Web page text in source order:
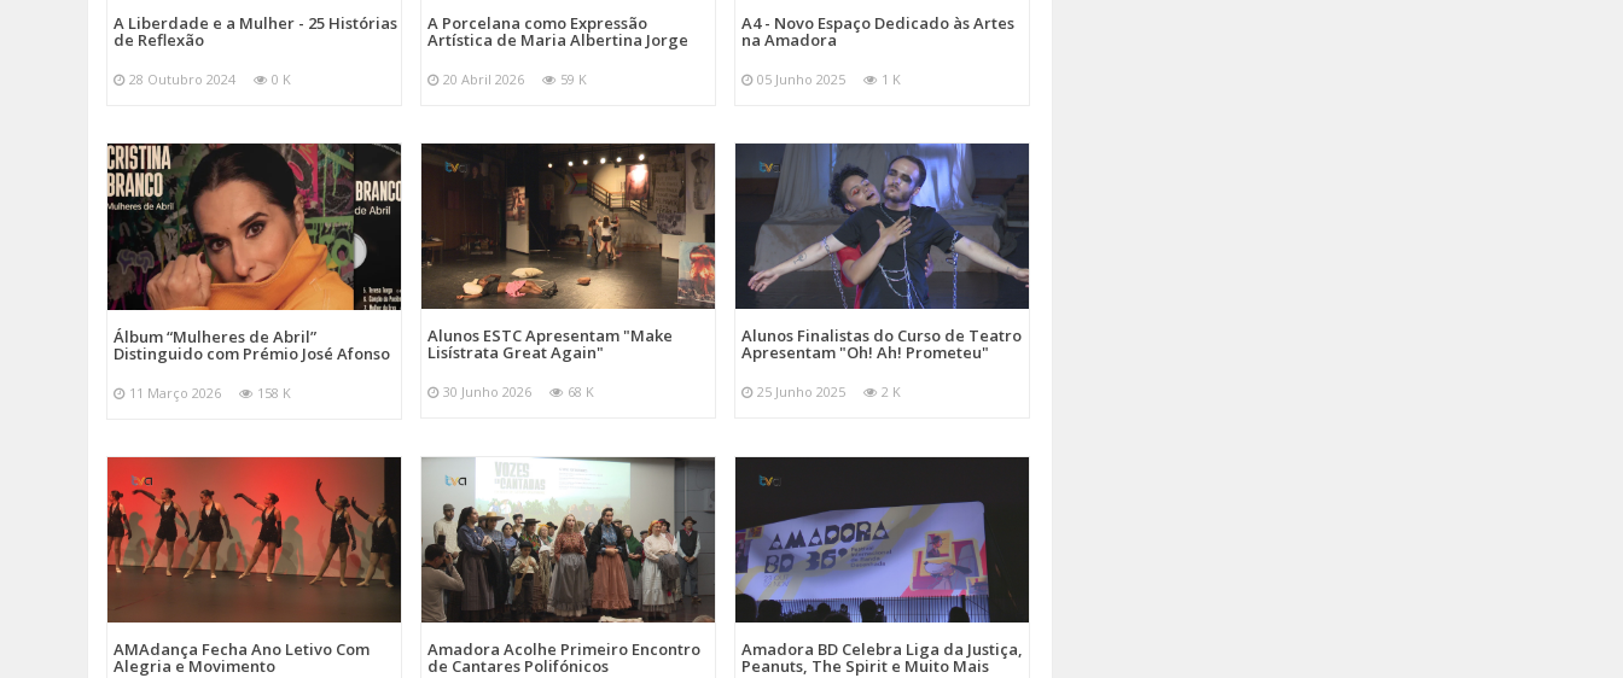
A Liberdade e a Mulher - 25 Histórias
de Reflexão
28 Outubro 2024 0 K
A Porcelana como Expressão
Artística de Maria Albertina Jorge
20 Abril 2026 59 K
A4 - Novo Espaço Dedicado às Artes
na Amadora
05 Junho 2025 1 K
Álbum “Mulheres de Abril”
Distinguido com Prémio José Afonso
11 Março 2026 158 K
Alunos ESTC Apresentam "Make
Lisístrata Great Again"
30 Junho 2026 68 K
Alunos Finalistas do Curso de Teatro
Apresentam "Oh! Ah! Prometeu"
25 Junho 2025 2 K
AMAdança Fecha Ano Letivo Com
Alegria e Movimento
Amadora Acolhe Primeiro Encontro
de Cantares Polifónicos
Amadora BD Celebra Liga da Justiça,
Peanuts, The Spirit e Muito Mais